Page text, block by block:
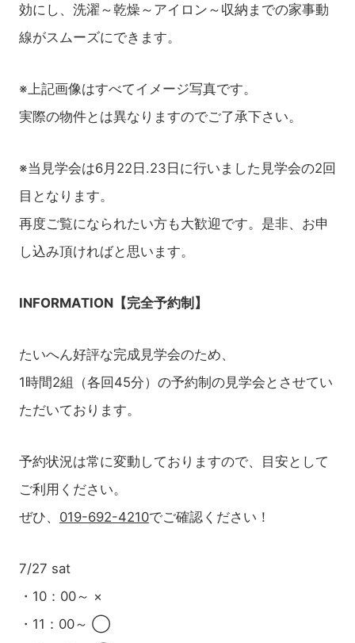
効にし、洗濯～乾燥～アイロン～収納までの家事動
線がスムーズにできます。
※上記画像はすべてイメージ写真です。
実際の物件とは異なりますのでご了承下さい。
※当見学会は6月22日.23日に行いました見学会の2回
目となります。
再度ご覧になられたい方も大歓迎です。是非、お申
し込み頂ければと思います。
INFORMATION【完全予約制】
たいへん好評な完成見学会のため、
1時間2組（各回45分）の予約制の見学会とさせてい
ただいております。
予約状況は常に変動しておりますので、目安として
ご利用ください。
ぜひ、 019-692-4210でご確認ください！
7/27 sat
・10：00～ ×
・11：00～ ◯